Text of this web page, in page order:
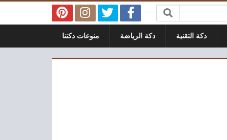
دكة التقنية دكة الرياضة منوعات دكتنا